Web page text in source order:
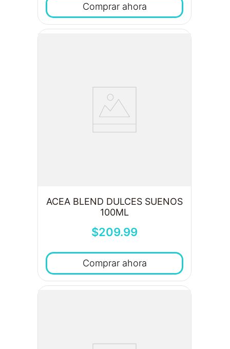
Comprar ahora
ACEA BLEND DULCES SUENOS
100ML
$209.99
Comprar ahora